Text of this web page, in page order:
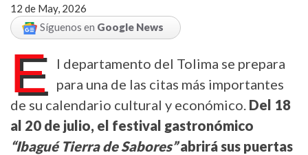
12 de May, 2026
Síguenos en Google News
E
l departamento del Tolima se prepara
para una de las citas más importantes
de su calendario cultural y económico. Del 18
al 20 de julio, el festival gastronómico
“Ibagué Tierra de Sabores”abrirá sus puertas